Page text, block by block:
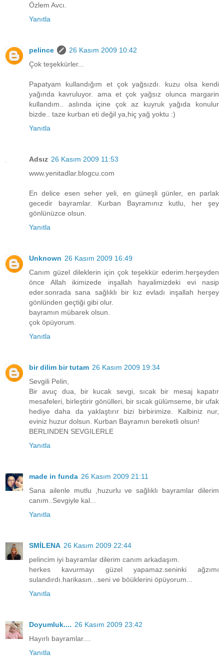
Özlem Avcı.
Yanıtla
pelince
26 Kasım 2009 10:42
Çok teşekkürler...
Papatyam kullandığım et çok yağsızdı. kuzu olsa kendi
yağında kavruluyor. ama et çok yağsız olunca margarin
kullandım.. aslında içine çok az kuyruk yağıda konulur
bizde.. taze kurban eti değil ya,hiç yağ yoktu :)
Yanıtla
Adsız 26 Kasım 2009 11:53
www.yenitadlar.blogcu.com
En delice esen seher yeli, en güneşli günler, en parlak
gecedir bayramlar. Kurban Bayramınız kutlu, her şey
gönlünüzce olsun.
Yanıtla
Unknown 26 Kasım 2009 16:49
Canım güzel dileklerin için çok teşekkür ederim.herşeyden
önce Allah ikimizede inşallah hayalimizdeki evi nasip
eder.sonrada sana sağlıklı bir kız evladı inşallah herşey
gönlünden geçtiği gibi olur.
bayramın mübarek olsun.
çok öpüyorum.
Yanıtla
bir dilim bir tutam 26 Kasım 2009 19:34
Sevgili Pelin,
Bir avuç dua, bir kucak sevgi, sıcak bir mesaj kapatır
mesafeleri, birleştirir gönülleri, bir sıcak gülümseme, bir ufak
hediye daha da yaklaştırır bizi birbirimize. Kalbiniz nur,
eviniz huzur dolsun. Kurban Bayramın bereketli olsun!
BERLINDEN SEVGILERLE
Yanıtla
made in funda 26 Kasım 2009 21:11
Sana ailenle mutlu ,huzurlu ve sağlıklı bayramlar dilerim
canım..Sevgiyle kal...
Yanıtla
SMİLENA 26 Kasım 2009 22:44
pelincim iyi bayramlar dilerim canım arkadaşım.
herkes kavurmayı güzel yapamaz.seninki ağzımı
sulandırdı.harikasın...seni ve böüklerini öpüyorum...
Yanıtla
Doyumluk.... 26 Kasım 2009 23:42
Hayırlı bayramlar....
Yanıtla